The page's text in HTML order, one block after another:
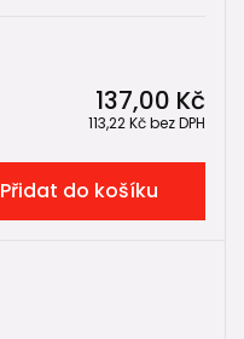
137,00 Kč
113,22 Kčbez DPH
Přidat do košíku